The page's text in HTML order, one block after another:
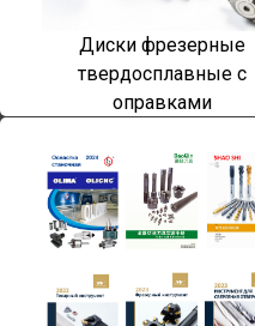
Диски фрезерные
твердосплавные с
оправками